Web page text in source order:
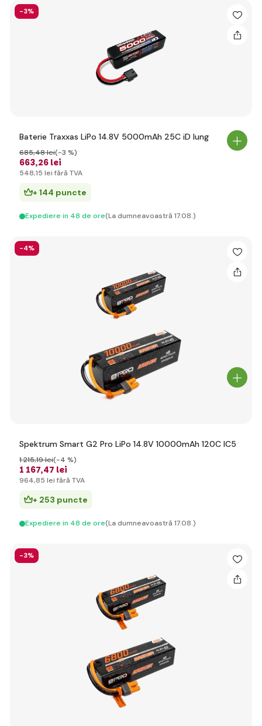
-3%
Baterie Traxxas LiPo 14.8V 5000mAh 25C iD lung
663,26 lei
685,48 lei(-3 %)
548,15 lei fără TVA
+ 144 puncte
Expediere in 48 de ore(La dumneavoastră 17.08.)
-4%
Spektrum Smart G2 Pro LiPo 14.8V 10000mAh 120C IC5
1 167,47 lei
1 215,19 lei(-4 %)
964,85 lei fără TVA
+ 253 puncte
Expediere in 48 de ore(La dumneavoastră 17.08.)
-3%